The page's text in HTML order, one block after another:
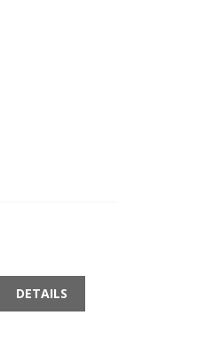
DETAILS